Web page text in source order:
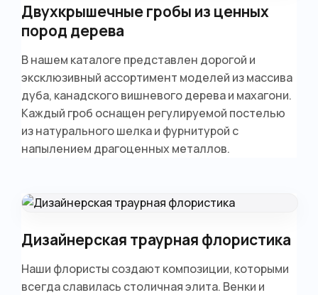
Двухкрышечные гробы из ценных
пород дерева
В нашем каталоге представлен дорогой и
эксклюзивный ассортимент моделей из массива
дуба, канадского вишневого дерева и махагони.
Каждый гроб оснащен регулируемой постелью
из натурального шелка и фурнитурой с
напылением драгоценных металлов.
Дизайнерская траурная флористика
Наши флористы создают композиции, которыми
всегда славилась столичная элита. Венки и